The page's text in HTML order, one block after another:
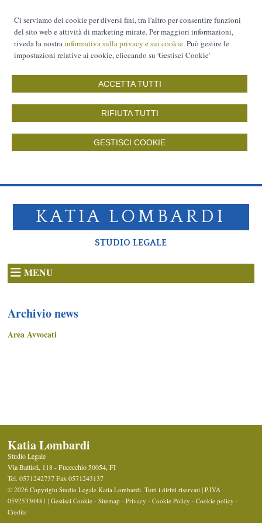
Ci serviamo dei cookie per diversi fini, tra l'altro per consentire funzioni
del sito web e attività di marketing mirate. Per maggiori informazioni,
riveda la nostrainformativa sulla privacy e sui cookie.Può gestire le
impostazioni relative ai cookie, cliccando su 'Gestisci Cookie'
ACCETTA TUTTI
RIFIUTA TUTTI
GESTISCI COOKIE
KATIA LOMBARDI
STUDIO LEGALE
MENU
Archivio news
Area Avvocati
Katia Lombardi
Studio Legale
Via Battisti, 118 -Fucecchio 50054,FI
Tel.0571242737Fax0571243137
© 2026 Copyright Studio Legale Katia Lombardi. Tutti i diritti riservati | P.IVA
05925330481 |Gestisci Cookie -Sitemap -Privacy -Cookie Policy -Cookie policy -
Credits